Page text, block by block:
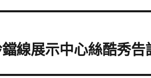
線展示中心絲酷秀告